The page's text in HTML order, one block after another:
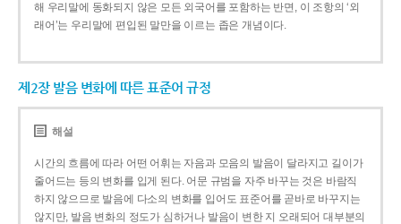
해 우리말에 동화되지 않은 모든 외국어를 포함하는 반면, 이 조항의 ‘외
래어’는 우리말에 편입된 말만을 이르는 좁은 개념이다.
제2장 발음 변화에 따른 표준어 규정
해설
시간의 흐름에 따라 어떤 어휘는 자음과 모음의 발음이 달라지고 길이가
줄어드는 등의 변화를 입게 된다. 어문 규범을 자주 바꾸는 것은 바람직
하지 않으므로 발음에 다소의 변화를 입어도 표준어를 곧바로 바꾸지는
않지만, 발음 변화의 정도가 심하거나 발음이 변한 지 오래되어 대부분의